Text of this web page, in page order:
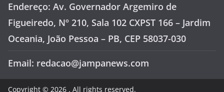
Endereço: Av. Governador Argemiro de
Figueiredo, Nº 210, Sala 102 CXPST 166 – Jardim
Oceania, João Pessoa – PB, CEP 58037-030
Email: redacao@jampanews.com
Copyright © 2026 . All rights reserved.